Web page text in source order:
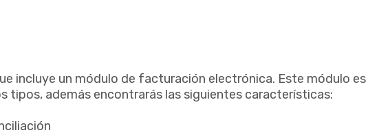
incluye un módulo de facturación electrónica. Este módulo es
tipos, además encontrarás las siguientes características: